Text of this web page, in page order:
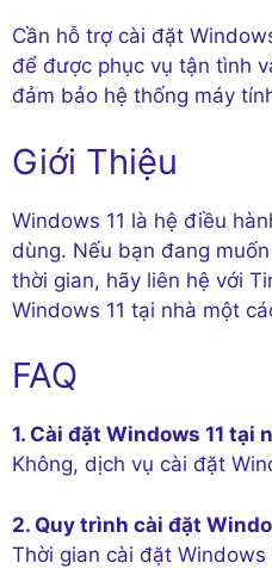
Cần hỗ trợ cài đặt
để được phục vụ tận tình
đảm bảo hệ thống máy
Giới Thiệu
Windows 11 là hệ điều
dùng. Nếu bạn đang
thời gian, hãy liên hệ với
Windows 11 tại nhà một
FAQ
1. Cài đặt Windows 11 tại
Không, dịch vụ cài đặt
2. Quy trình cài đặt
Thời gian cài đặt